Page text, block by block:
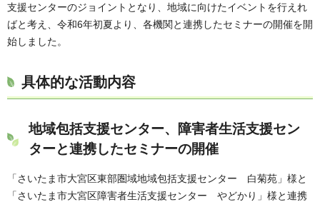
支援センターのジョイントとなり、地域に向けたイベントを行えれ
ばと考え、令和6年初夏より、各機関と連携したセミナーの開催を開
始しました。
具体的な活動内容
地域包括支援センター、障害者生活支援セン
ターと連携したセミナーの開催
「さいたま市大宮区東部圏域地域包括支援センター 白菊苑」様と
「さいたま市大宮区障害者生活支援センター やどかり」様と連携